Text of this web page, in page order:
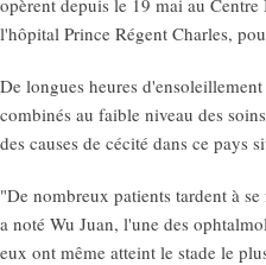
opèrent depuis le 19 mai au
l'hôpital Prince Régent Charles,
De longues heures
combinés au faible niveau des
des causes de cécité dans ce pays
"De nombreux patients tardent à
a noté Wu Juan, l'une des
eux ont même atteint le stade le